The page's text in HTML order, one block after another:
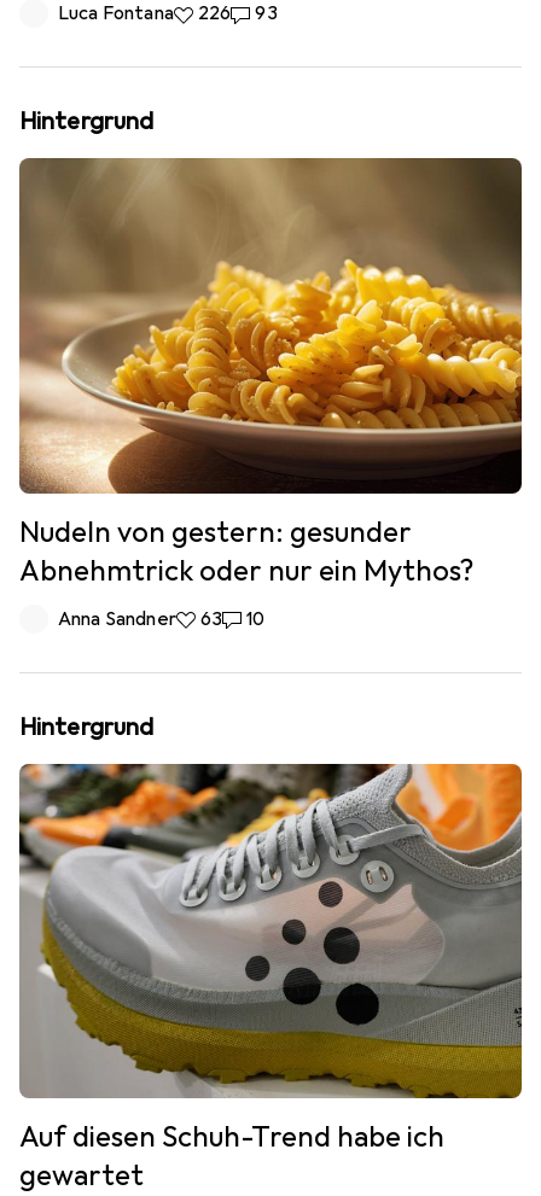
Luca Fontana226 Likes
22693 Kommentare
93
Hintergrund
Nudeln von gestern: gesunder
Abnehmtrick oder nur ein Mythos?
Anna Sandner63 Likes
6310 Kommentare
10
Hintergrund
Auf diesen Schuh-Trend habe ich
gewartet